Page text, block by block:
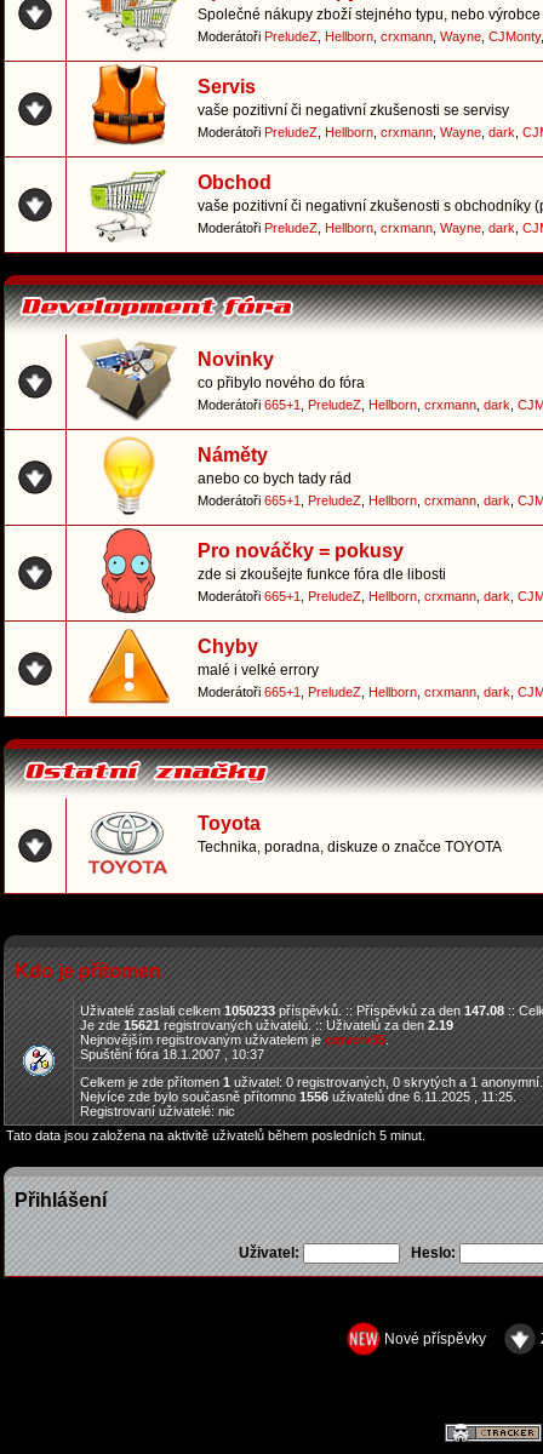
Společné nákupy zboží stejného typu, nebo
Moderátoři PreludeZ Hellborn crxmann Wayne CJMonty
Servis
vaše pozitivní či negativní zkušenosti se servisy
Moderátoři PreludeZ Hellborn crxmann Wayne dark
Obchod
vaše pozitivní či negativní zkušenosti s obchodníky
Moderátoři PreludeZ Hellborn crxmann Wayne dark
Novinky
co přibylo nového do fóra
Moderátoři 665+1 PreludeZ Hellborn crxmann dark
Náměty
anebo co bych tady rád
Moderátoři 665+1 PreludeZ Hellborn crxmann dark
Pro nováčky = pokusy
zde si zkoušejte funkce fóra dle libosti
Moderátoři 665+1 PreludeZ Hellborn crxmann dark
Chyby
malé i velké errory
Moderátoři 665+1 PreludeZ Hellborn crxmann dark
Toyota
Technika, poradna, diskuze o značce TOYOTA
Kdo je přítomen
Uživatelé zaslali celkem1050233příspěvků. :: Příspěvků za den147.08::
Je zde15621 registrovaných uživatelů. :: Uživatelů za den2.19
Nejnovějším registrovaným uživatelem jecmvcrv35.
Spuštění fóra 18.1.2007 , 10:37
Celkem je zde přítomen 1 uživatel: 0 registrovaných, 0 skrytých a 1
Nejvíce zde bylo současně přítomno 1556 uživatelů dne 6.11.2025 , 11:25.
Registrovaní uživatelé: nic
Tato data jsou založena na aktivitě uživatelů během posledních 5 minut.
Přihlášení
Uživatel: Heslo:
Nové příspěvky